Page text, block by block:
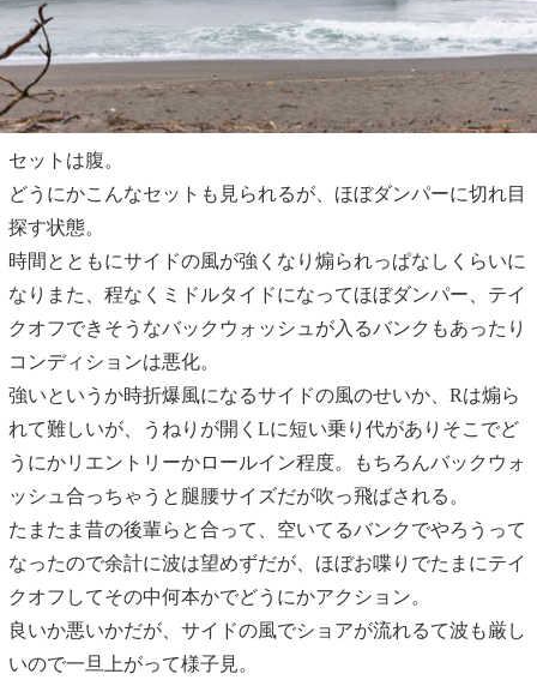
セットは腹。
どうにかこんなセットも見られるが、ほぼダンパーに切れ目
探す状態。
時間とともにサイドの風が強くなり煽られっぱなしくらいに
なりまた、程なくミドルタイドになってほぼダンパー、テイ
クオフできそうなバックウォッシュが入るバンクもあったり
コンディションは悪化。
強いというか時折爆風になるサイドの風のせいか、Rは煽ら
れて難しいが、うねりが開くLに短い乗り代がありそこでど
うにかリエントリーかロールイン程度。もちろんバックウォ
ッシュ合っちゃうと腿腰サイズだが吹っ飛ばされる。
たまたま昔の後輩らと合って、空いてるバンクでやろうって
なったので余計に波は望めずだが、ほぼお喋りでたまにテイ
クオフしてその中何本かでどうにかアクション。
良いか悪いかだが、サイドの風でショアが流れるて波も厳し
いので一旦上がって様子見。